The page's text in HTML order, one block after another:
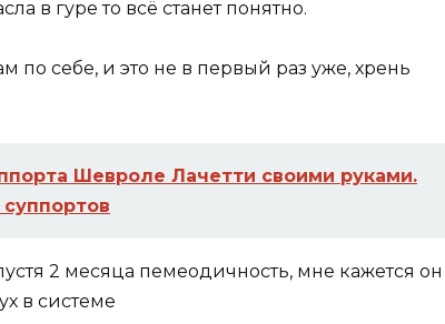
в гуре то всё станет понятно.
по себе, и это не в первый раз уже, хрень
Шевроле Лачетти своими руками.
2 месяца пемеодичность, мне кажется он
в системе